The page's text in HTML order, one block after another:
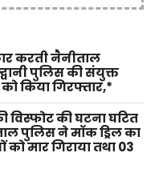
करती नैनीताल
पुलिस की संयुक्त
किया गिरफ्तार,*
की घटना घटित
पुलिस ने मॉक ड्रिल का
मार गिराया तथा 03